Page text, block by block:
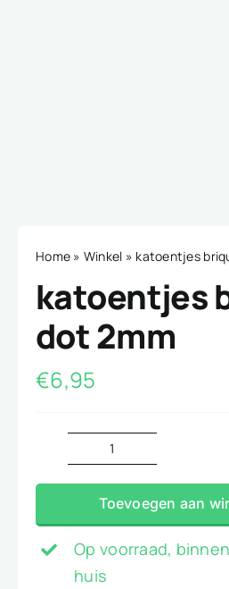
Home » Winkel » katoentjes
katoentjes
dot 2mm
€6,95
katoentjes
brique
dot
2mm
aantal
Toevoegen aan
Op voorraad,
huis